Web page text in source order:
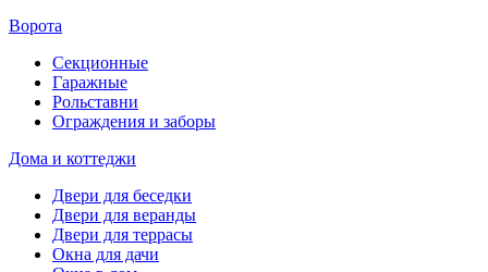
Ворота
Секционные
Гаражные
Рольставни
Ограждения и заборы
Дома и коттеджи
Двери для беседки
Двери для веранды
Двери для террасы
Окна для дачи